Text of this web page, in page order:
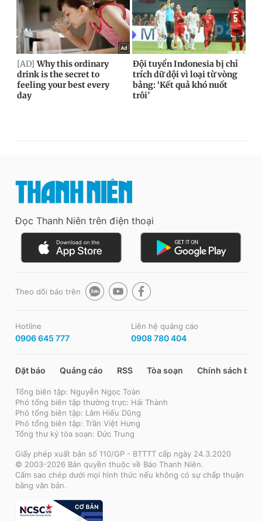
Đọc Thanh Niên trên điện thoại
Theo dõi báo trên
Hotline
0906 645 777
Liên hệ quảng cáo
0908 780 404
Đặt báo Quảng cáo RSS Tòa soạn Chính sách bảo
Tổng biên tập: Nguyễn Ngọc Toàn
Phó tổng biên tập thường trực: Hải Thành
Phó tổng biên tập: Lâm Hiếu Dũng
Phó tổng biên tập: Trần Việt Hưng
Tổng thư ký tòa soạn: Đức Trung
Giấy phép xuất bản số 110/GP - BTTTT cấp ngày 24.3.2020
© 2003-2026 Bản quyền thuộc về Báo Thanh Niên.
Cấm sao chép dưới mọi hình thức nếu không có sự chấp thuận
bằng văn bản.